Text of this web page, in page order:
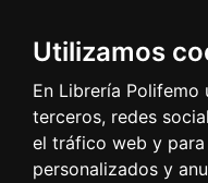
Utilizamos
En Librería
terceros, redes
el tráfico web y
personalizados y